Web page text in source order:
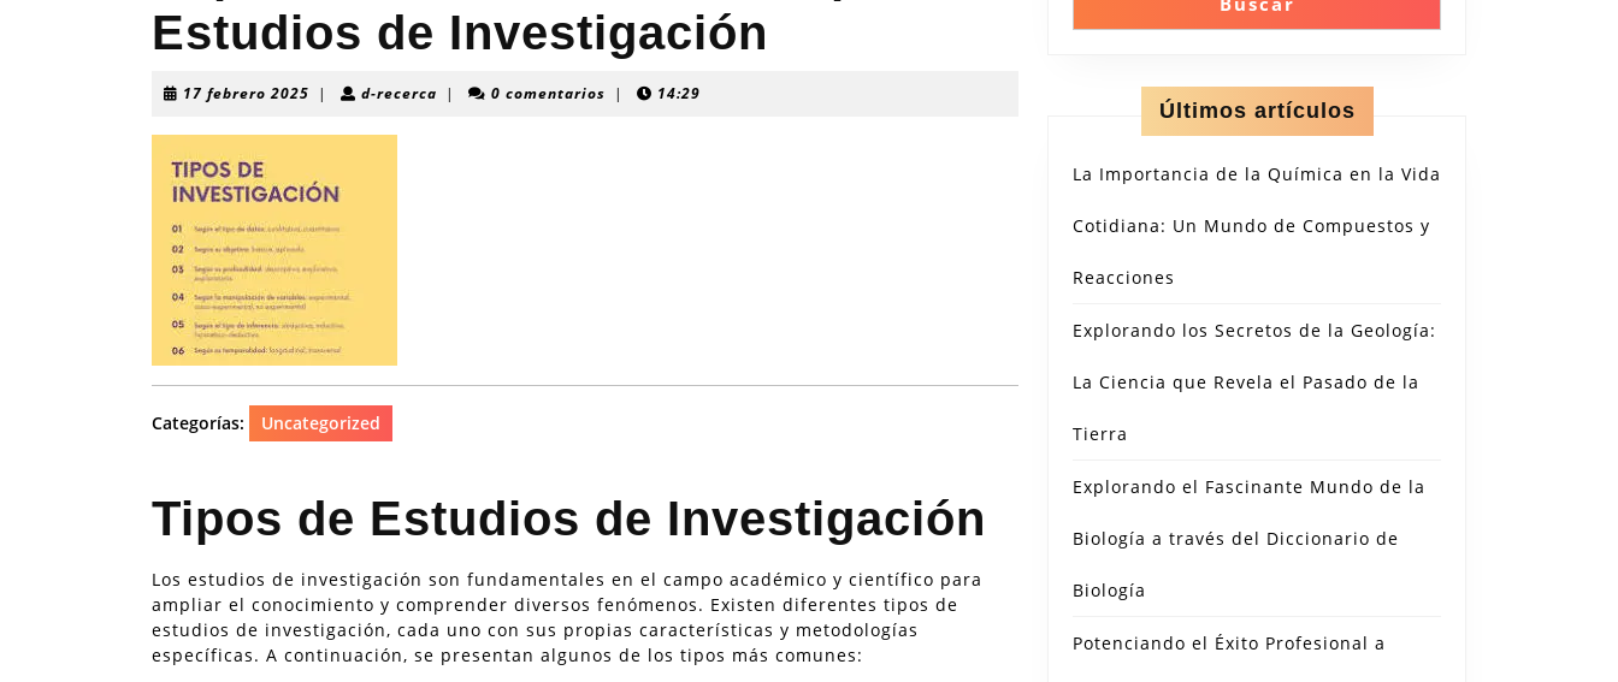
Estudios de Investigación
17 febrero 2025 17
2025
| d-recerca d-| 0 comentarios | 14:29
Categorías: Uncategorized
Tipos de Estudios de Investigación
Los estudios de investigación son fundamentales en el campo académico y científico para
ampliar el conocimiento y comprender diversos fenómenos. Existen diferentes tipos de
estudios de investigación, cada uno con sus propias características y metodologías
específicas. A continuación, se presentan algunos de los tipos más comunes:
Últimos artículos
La Importancia de la Química en la Vida
Cotidiana: Un Mundo de Compuestos y
Reacciones
Explorando los Secretos de la Geología:
La Ciencia que Revela el Pasado de la
Tierra
Explorando el Fascinante Mundo de la
Biología a través del Diccionario de
Biología
Potenciando el Éxito Profesional a